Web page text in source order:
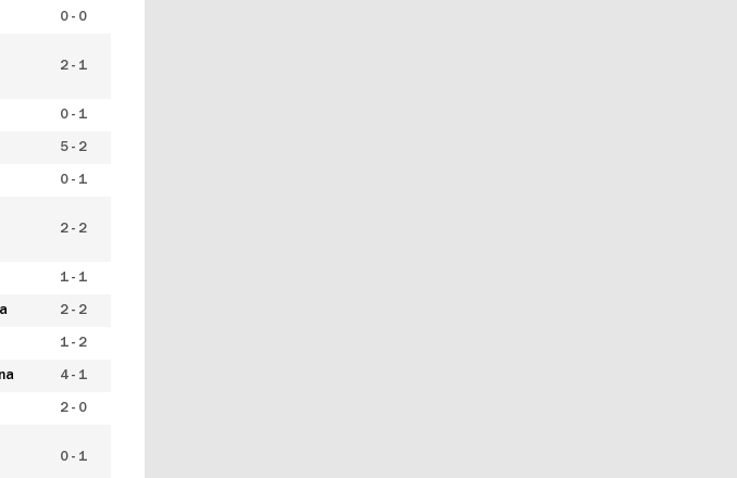
0 - 0
2 - 1
0 - 1
5 - 2
0 - 1
2 - 2
1 - 1
2 - 2
1 - 2
4 - 1
2 - 0
0 - 1